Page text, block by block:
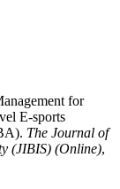
for
E-sports
The Journal of
(JIBIS) (Online),